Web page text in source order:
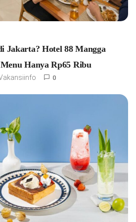
Jakarta? Hotel 88 Mangga
Hanya Rp65 Ribu
0